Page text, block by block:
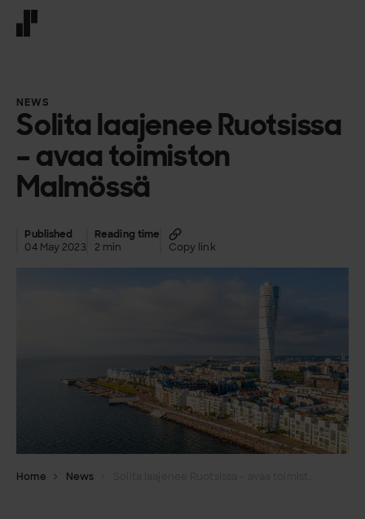
NEWS
Solita laajenee Ruotsissa
– avaa toimiston
Malmössä
Published
04 May 2023
Reading time
2 min
Copy link
Home News